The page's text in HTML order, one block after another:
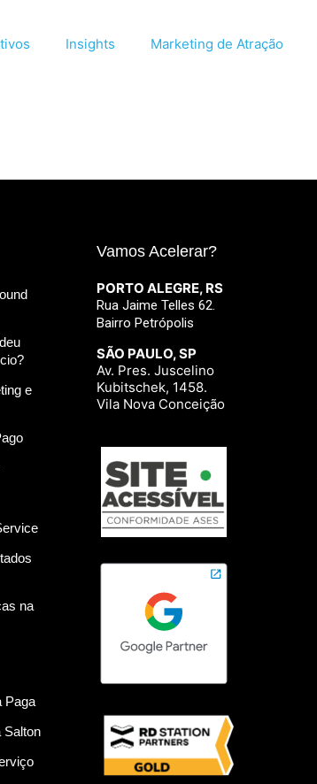
Insights Marketing de Atração
e
na
Paga
Salton
Vamos Acelerar?
PORTO ALEGRE, RS
Rua Jaime Telles 62.
Bairro Petrópolis
SÃO PAULO, SP
Av. Pres. Juscelino
Kubitschek, 1458.
Vila Nova Conceição